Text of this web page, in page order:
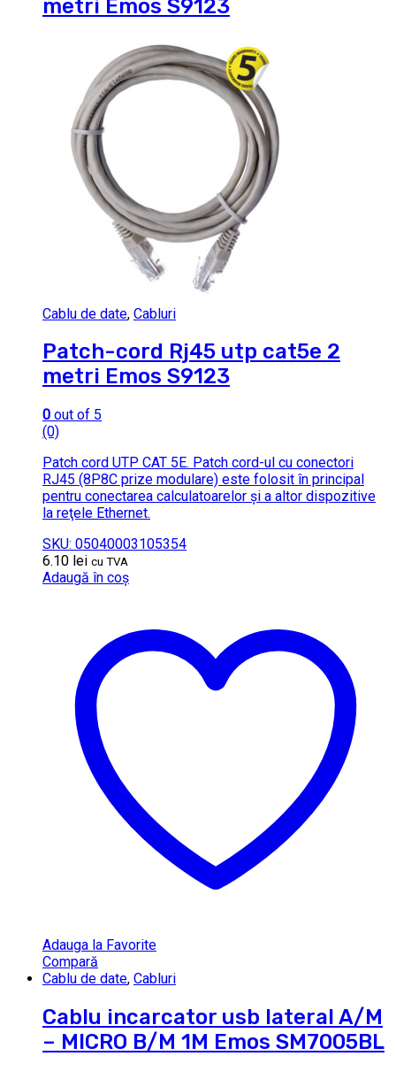
metri Emos S9123
Cablu de date, Cabluri
Patch-cord Rj45 utp cat5e 2
metri Emos S9123
0 out of 5
(0)
Patch cord UTP CAT 5E. Patch cord-ul cu conectori
RJ45 (8P8C prize modulare) este folosit în principal
pentru conectarea calculatoarelor şi a altor dispozitive
la reţele Ethernet.
SKU: 05040003105354
6.10 lei cu TVA
Adaugă în coș
Adauga la Favorite
Compară
Cablu de date, Cabluri
Cablu incarcator usb lateral A/M
– MICRO B/M 1M Emos SM7005BL